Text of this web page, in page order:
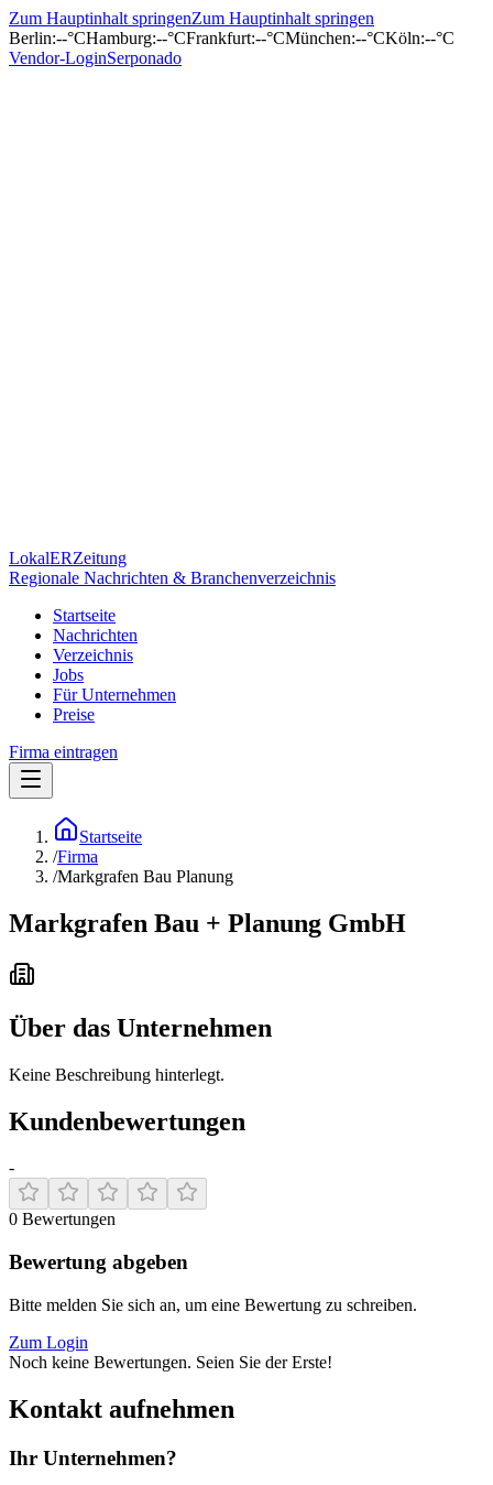
Zum Hauptinhalt springenZum Hauptinhalt springen
Berlin:--°CHamburg:--°CFrankfurt:--°CMünchen:--°CKöln:--°C
Vendor-LoginSerponado
LokalERZeitung
Regionale Nachrichten & Branchenverzeichnis
Startseite
Nachrichten
Verzeichnis
Jobs
Für Unternehmen
Preise
Firma eintragen
Startseite
/Firma
/Markgrafen Bau Planung
Markgrafen Bau + Planung GmbH
Über das Unternehmen
Keine Beschreibung hinterlegt.
Kundenbewertungen
-
0 Bewertungen
Bewertung abgeben
Bitte melden Sie sich an, um eine Bewertung zu schreiben.
Zum Login
Noch keine Bewertungen. Seien Sie der Erste!
Kontakt aufnehmen
Ihr Unternehmen?